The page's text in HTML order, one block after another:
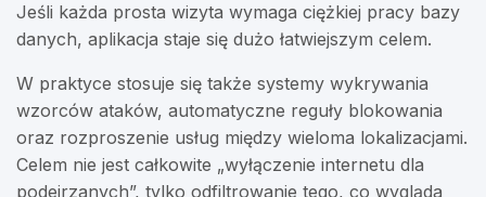
Jeśli każda prosta wizyta wymaga ciężkiej pracy bazy
danych, aplikacja staje się dużo łatwiejszym celem.
W praktyce stosuje się także systemy wykrywania
wzorców ataków, automatyczne reguły blokowania
oraz rozproszenie usług między wieloma lokalizacjami.
Celem nie jest całkowite „wyłączenie internetu dla
podejrzanych”, tylko odfiltrowanie tego, co wygląda